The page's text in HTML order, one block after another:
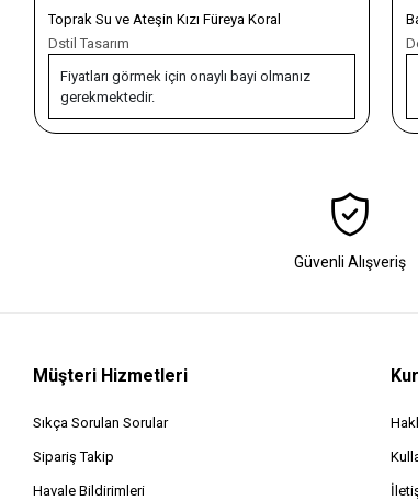
Balık Tutma Dersi
Fiyatları görmek için onaylı bayi olmanız
gerekmektedir.
Güvenli Alışveriş
Müşteri Hizmetleri
Sıkça Sorulan Sorular
Sipariş Takip
Havale Bildirimleri